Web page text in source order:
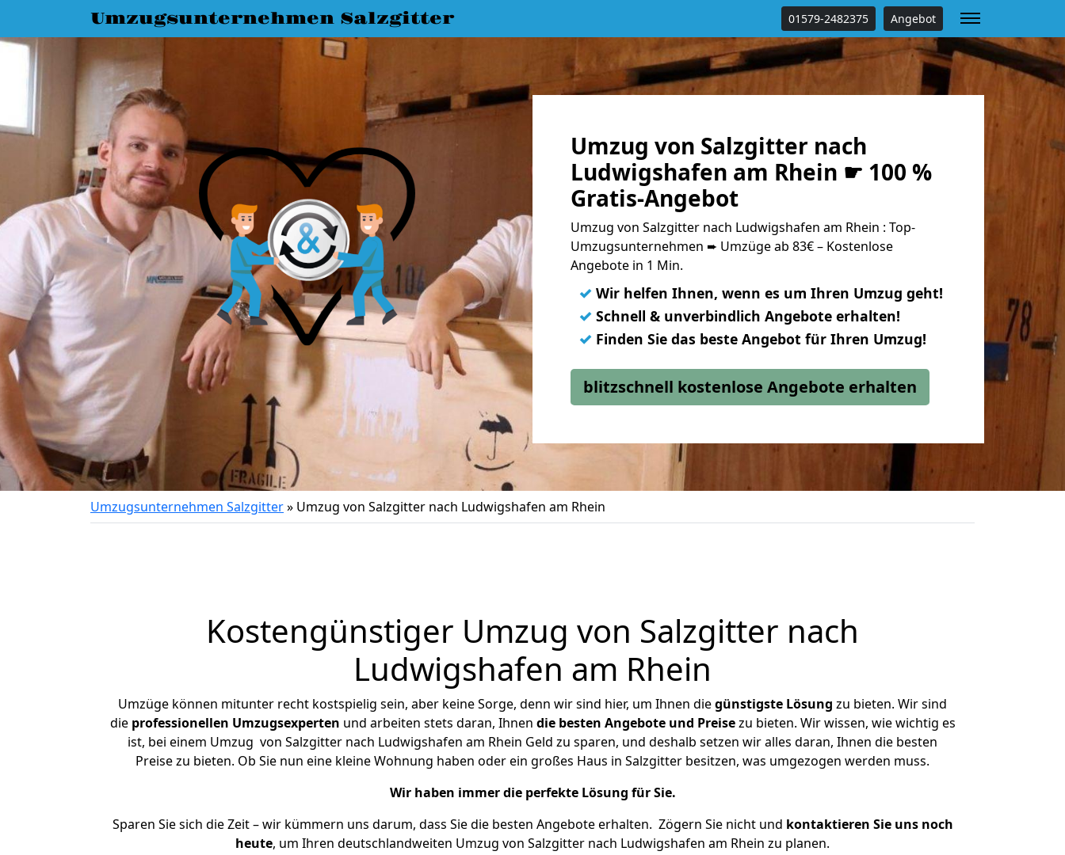
Umzugsunternehmen Salzgitter 01579-2482375 Angebot
Umzug von Salzgitter nach
Ludwigshafen am Rhein ☛ 100 %
Gratis-Angebot
Umzug von Salzgitter nach Ludwigshafen am Rhein : Top-
Umzugsunternehmen ➨ Umzüge ab 83€ – Kostenlose
Angebote in 1 Min.
✓ Wir helfen Ihnen, wenn es um Ihren Umzug geht!
✓ Schnell & unverbindlich Angebote erhalten!
✓ Finden Sie das beste Angebot für Ihren Umzug!
blitzschnell kostenlose Angebote erhalten
Umzugsunternehmen Salzgitter» Umzug von Salzgitter nach Ludwigshafen am Rhein
Kostengünstiger Umzug von Salzgitter nach
Ludwigshafen am Rhein
Umzüge können mitunter recht kostspielig sein, aber keine Sorge, denn wir sind hier, um Ihnen diegünstigste Lösung zu bieten. Wir sind
die professionellen Umzugsexperten und arbeiten stets daran, Ihnen die besten Angebote und Preisezu bieten. Wir wissen, wie wichtig es
ist, bei einem Umzug von Salzgitter nach Ludwigshafen am Rhein Geld zu sparen, und deshalb setzen wir alles daran, Ihnen die besten
Preise zu bieten. Ob Sie nun eine kleine Wohnung haben oder ein großes Haus in Salzgitter besitzen, was umgezogen werden muss.
Wir haben immer die perfekte Lösung für Sie.
Sparen Sie sich die Zeit – wir kümmern uns darum, dass Sie die besten Angebote erhalten. Zögern Sie nicht und kontaktieren Sie uns noch
heute, um Ihren deutschlandweiten Umzug von Salzgitter nach Ludwigshafen am Rhein zu planen.